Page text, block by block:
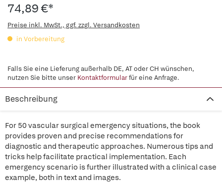
74,89 €*
Preise inkl. MwSt., ggf. zzgl. Versandkosten
in Vorbereitung
Falls Sie eine Lieferung außerhalb DE, AT oder CH wünschen,
nutzen Sie bitte unser Kontaktformularfür eine Anfrage.
Beschreibung
For 50 vascular surgical emergency situations, the book
provides proven and precise recommendations for
diagnostic and therapeutic approaches. Numerous tips and
tricks help facilitate practical implementation. Each
emergency scenario is further illustrated with a clinical case
example, both in text and images.